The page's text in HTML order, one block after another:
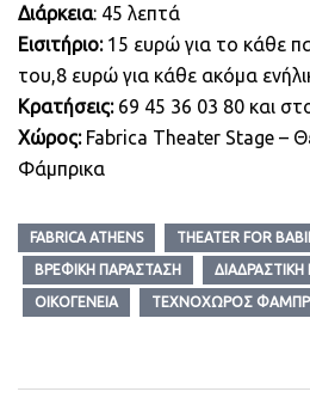
Διάρκεια: 45 λεπτά
Εισιτήριο:15 ευρώ για το κάθε
του,8 ευρώ για κάθε ακόμα
Κρατήσεις:69 45 36 03 80 και
Χώρος:Fabrica Theater Stage –
Φάμπρικα
FABRICA ATHENS THEATER FOR
ΒΡΕΦΙΚΉ ΠΑΡΆΣΤΑΣΗ
ΟΙΚΟΓΈΝΕΙΑ ΤΕΧΝΟΧΏΡΟΣ